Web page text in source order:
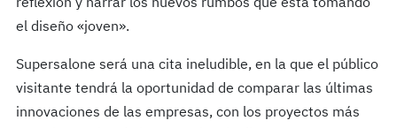
reflexión y narrar los nuevos rumbos que está tomando
el diseño «joven».
Supersalone será una cita ineludible, en la que el público
visitante tendrá la oportunidad de comparar las últimas
innovaciones de las empresas, con los proyectos más